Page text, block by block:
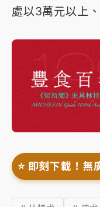
處以3萬元以上
⭐️ 即刻下載！